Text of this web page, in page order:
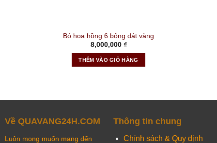
Bó hoa hồng 6 bông dát vàng
8,000,000 ₫
THÊM VÀO GIỎ HÀNG
Về QUAVANG24H.COM
Luôn mong muốn mang đến
Thông tin chung
Chính sách & Quy định